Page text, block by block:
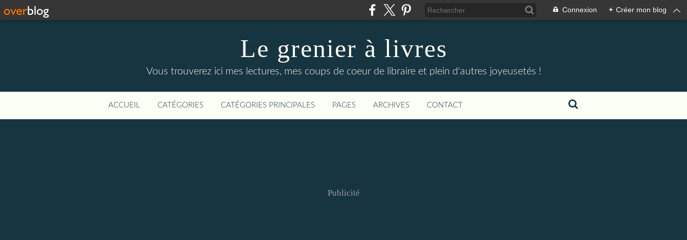
Connexion + Créer mon blog
Le grenier à livres
Vous trouverez ici mes lectures, mes coups de coeur de libraire et plein d'autres joyeusetés !
ACCUEIL CATÉGORIES CATÉGORIES PRINCIPALES PAGES ARCHIVES CONTACT
Publicité